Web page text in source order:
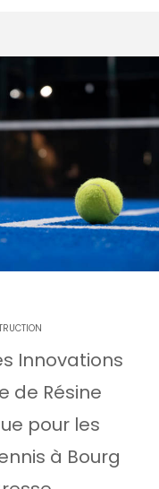
Innovations
de Résine
pour les
à Bourg